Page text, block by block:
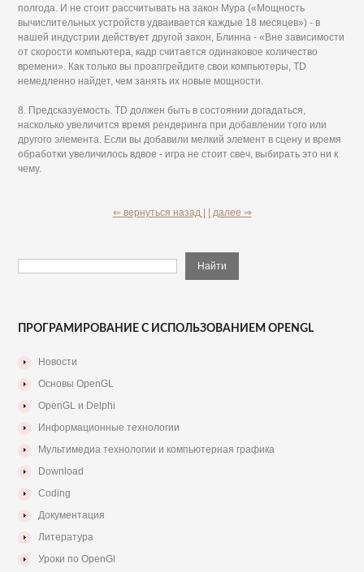
полгода. И не стоит рассчитывать на закон Мура («Мощность
вычислительных устройств удваивается каждые 18 месяцев») - в
нашей индустрии действует другой закон, Блинна - «Вне зависимости
от скорости компьютера, кадр считается одинаковое количество
времени». Как только вы проапгрейдите свои компьютеры, TD
немедленно найдет, чем занять их новые мощности.
8. Предсказуемость. TD должен быть в состоянии догадаться,
насколько увеличится время рендеринга при добавлении того или
другого элемента. Если вы добавили мелкий элемент в сцену и время
обработки увеличилось вдвое - игра не стоит свеч, выбирать это ни к
чему.
⇐ вернуться назад | | далее ⇒
ПРОГРАМИРОВАНИЕ С ИСПОЛЬЗОВАНИЕМ OPENGL
Новости
Основы OpenGL
OpenGL и Delphi
Информационные технологии
Мультимедиа технологии и компьютерная графика
Download
Coding
Документация
Литература
Уроки по OpenGl